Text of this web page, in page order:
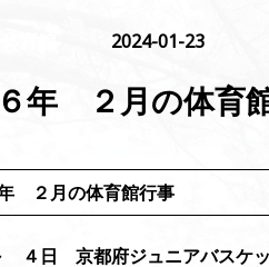
2024-01-23
年 ２月の体育
２月の体育館行事
４日 京都府ジュニアバスケッ